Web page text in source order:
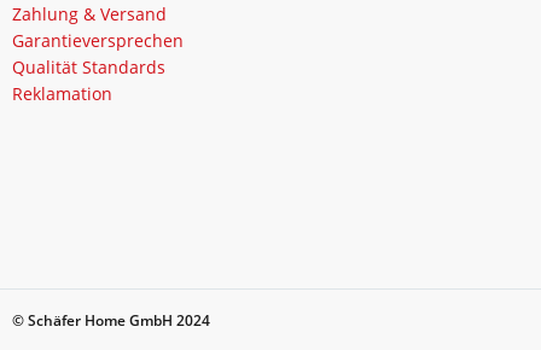
Zahlung & Versand
Garantieversprechen
Qualität Standards
Reklamation
© Schäfer Home GmbH 2024